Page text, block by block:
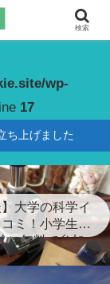
wp-
17
ち上げました
大学の科学イ
ミ！小学生が
に無料で参加
検索